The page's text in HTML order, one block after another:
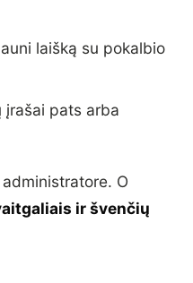
laišką su pokalbio
pats arba
O
ir švenčių